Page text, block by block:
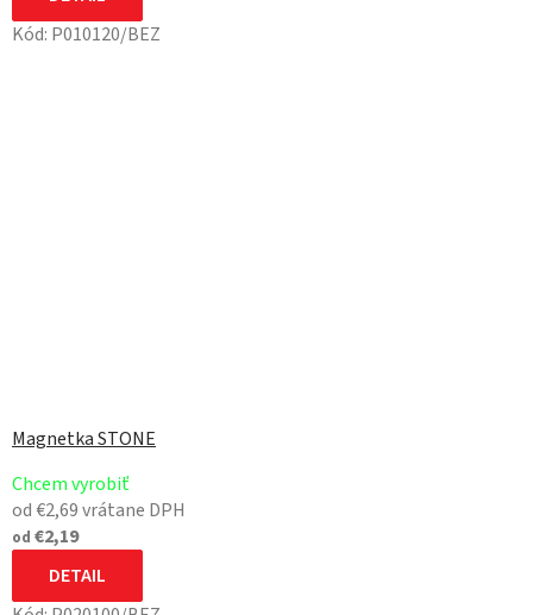
Kód: P010120/BEZ
Magnetka STONE
Chcem vyrobiť
od €2,69 vrátane DPH
od €2,19
DETAIL